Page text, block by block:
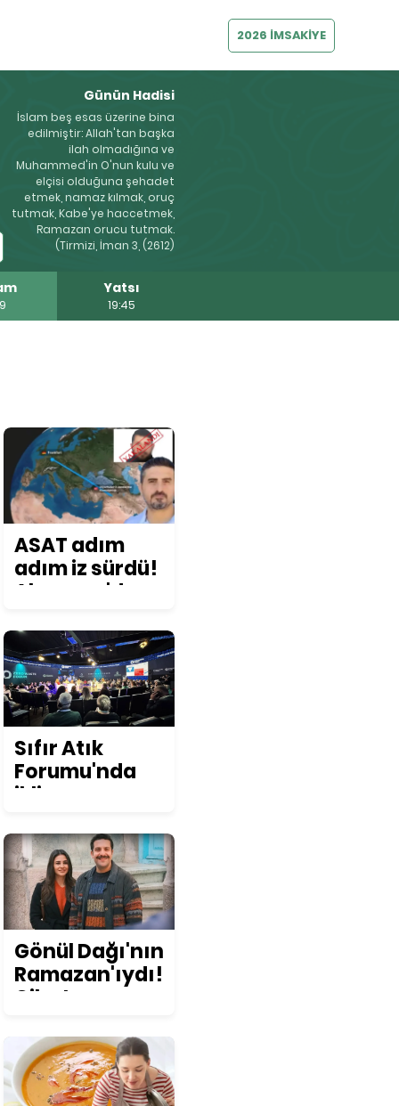
2026 İMSAKİYE
Günün Hadisi
İslam beş esas üzerine bina
edilmiştir: Allah'tan başka
ilah olmadığına ve
Muhammed'in O'nun kulu ve
elçisi olduğuna şehadet
etmek, namaz kılmak, oruç
tutmak, Kabe'ye haccetmek,
Ramazan orucu tutmak.
(Tirmizi, İman 3, (2612)
Yatsı
19:45
ASAT adım
adım iz sürdü!
Almanya'da
Türkiye'ye
iade edildi
Sıfır Atık
Forumu'nda
iklim
ruh sağlığına
etkisi
konuşuldu
Gönül Dağı'nın
Ramazan'ıydı!
Cihat
öyle bir değişti
ki... Görenler
şoke oluyor!